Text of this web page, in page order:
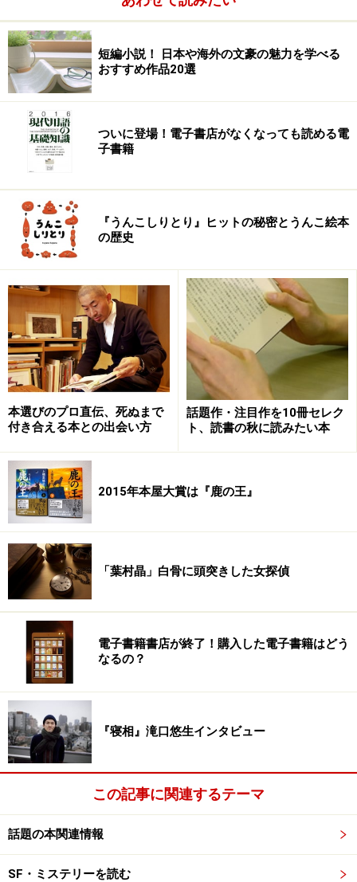
一瞬の風になれ (2)
一瞬の風になれ (3)
子
(1)1,400
(3)1,500
もしもキミが。 凛
ゴマブ 1,000
16 ポケットモンスターダイ
ヤモンド ポケットモンス
ターパール パーフェクト
クリアＢｏｏｋ
Ｎｉｎｔ
ＤＲＥＡ
毎日コ
ケーシ
893
850
いつまでもデブと思うな
よ
岡田斗司
夫
新潮社 735
700
18 生物と無生物のあいだ 福岡伸一 講談社 777
740
19 世界の日本人ジョーク集 早坂 隆
中央公
論新社 760
20 ｢１日３０分｣を続けなさ
い！ 人生勝利の勉強法55
古市幸雄 マガジ
ス
1,365
次ページでは2007年のベストセラーの傾向を分析！
※記事内容は執筆時点のものです。最新の内容をご確認くださ
い。
短編小説！ 日本や海外の文豪の魅力を学べる
おすすめ作品20選
ついに登場！電子書店がなくなっても読める電
子書籍
『うんこしりとり』ヒットの秘密とうんこ絵本
の歴史
本選びのプロ直伝、死ぬまで
付き合える本との出会い方
話題作・注目作を10冊セレク
ト、読書の秋に読みたい本
2015年本屋大賞は『鹿の王』
「葉村晶」白骨に頭突きした女探偵
電子書籍書店が終了！購入した電子書籍はどう
なるの？
『寝相』滝口悠生インタビュー
この記事に関連するテーマ
話題の本関連情報
SF・ミステリーを読む